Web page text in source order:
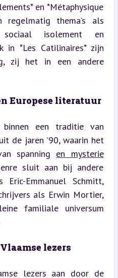
en *Métaphysique
regelmatig thema’s als
sociaal isolement en
in *Les Catilinaires* zijn
zij het in een andere
Europese literatuur
binnen een traditie van
de jaren '90, waarin het
spanning en mysterie
sluit aan bij andere
Emmanuel Schmitt,
als Erwin Mortier,
familiale universum
lezers
lezers aan door de